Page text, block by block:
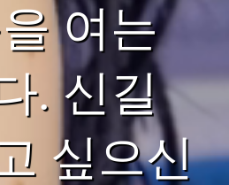
여는
. 신길
싶으신